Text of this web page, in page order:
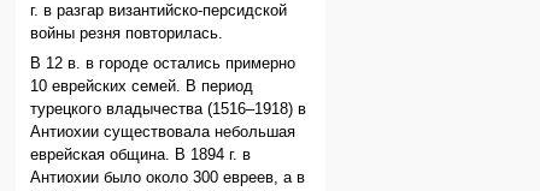
г. в разгар византийско-персидской
войны резня повторилась.
В 12 в. в городе остались примерно
10 еврейских семей. В период
турецкого владычества (1516–1918) в
Антиохии существовала небольшая
еврейская община. В 1894 г. в
Антиохии было около 300 евреев, а в